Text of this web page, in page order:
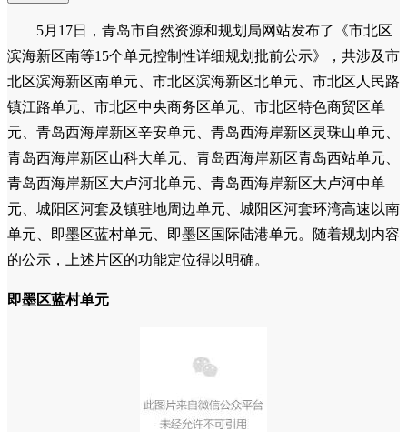
5月17日，青岛市自然资源和规划局网站发布了《市北区
滨海新区南等15个单元控制性详细规划批前公示》，共涉及市
北区滨海新区南单元、市北区滨海新区北单元、市北区人民路
镇江路单元、市北区中央商务区单元、市北区特色商贸区单
元、青岛西海岸新区辛安单元、青岛西海岸新区灵珠山单元、
青岛西海岸新区山科大单元、青岛西海岸新区青岛西站单元、
青岛西海岸新区大卢河北单元、青岛西海岸新区大卢河中单
元、城阳区河套及镇驻地周边单元、城阳区河套环湾高速以南
单元、即墨区蓝村单元、即墨区国际陆港单元。随着规划内容
的公示，上述片区的功能定位得以明确。
即墨区蓝村单元